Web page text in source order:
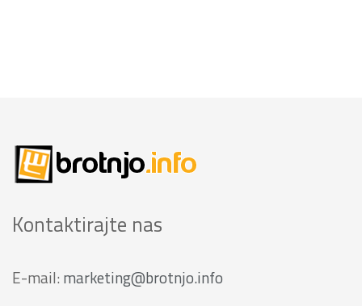
Kontaktirajte nas
E-mail: marketing@brotnjo.info